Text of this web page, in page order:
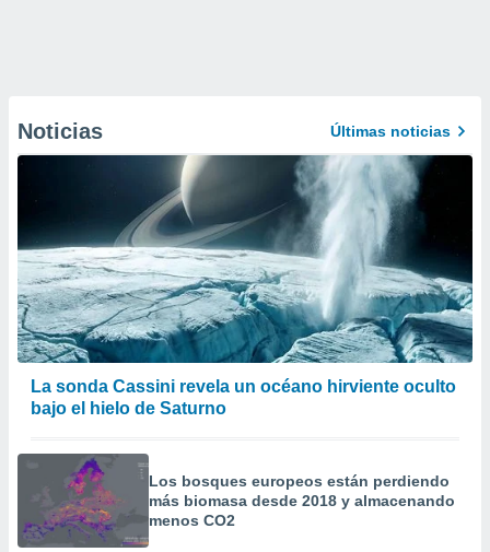
Noticias Últimas noticias
La sonda Cassini revela un océano hirviente oculto
bajo el hielo de Saturno
Los bosques europeos están perdiendo
más biomasa desde 2018 y almacenando
menos CO2